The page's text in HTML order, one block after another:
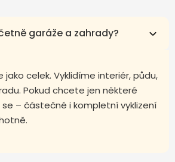
garáže a zahrady?
jako celek. Vyklidíme interiér, půdu,
Pokud chcete jen některé
– částečné i kompletní vyklizení